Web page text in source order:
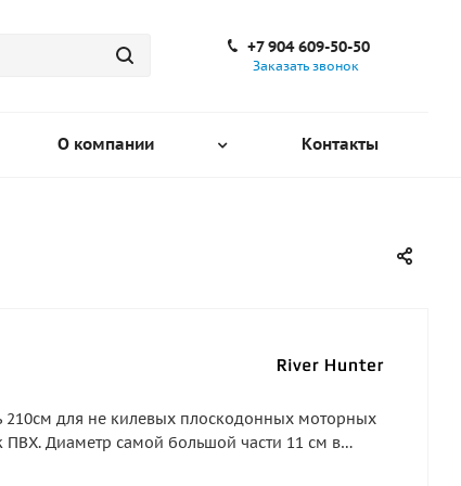
+7 904 609-50-50
Заказать звонок
О компании Контакты
210см для не килевых плоскодонных моторных
ПВХ. Диаметр самой большой части 11 см в
34см - это длина окружности. Длина